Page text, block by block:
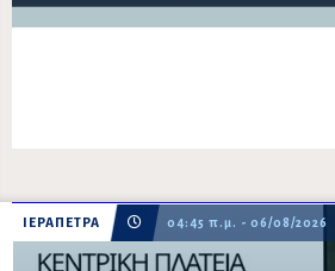
ΙΕΡΑΠΕΤΡΑ 04:45 π.μ. - 06/08/2026